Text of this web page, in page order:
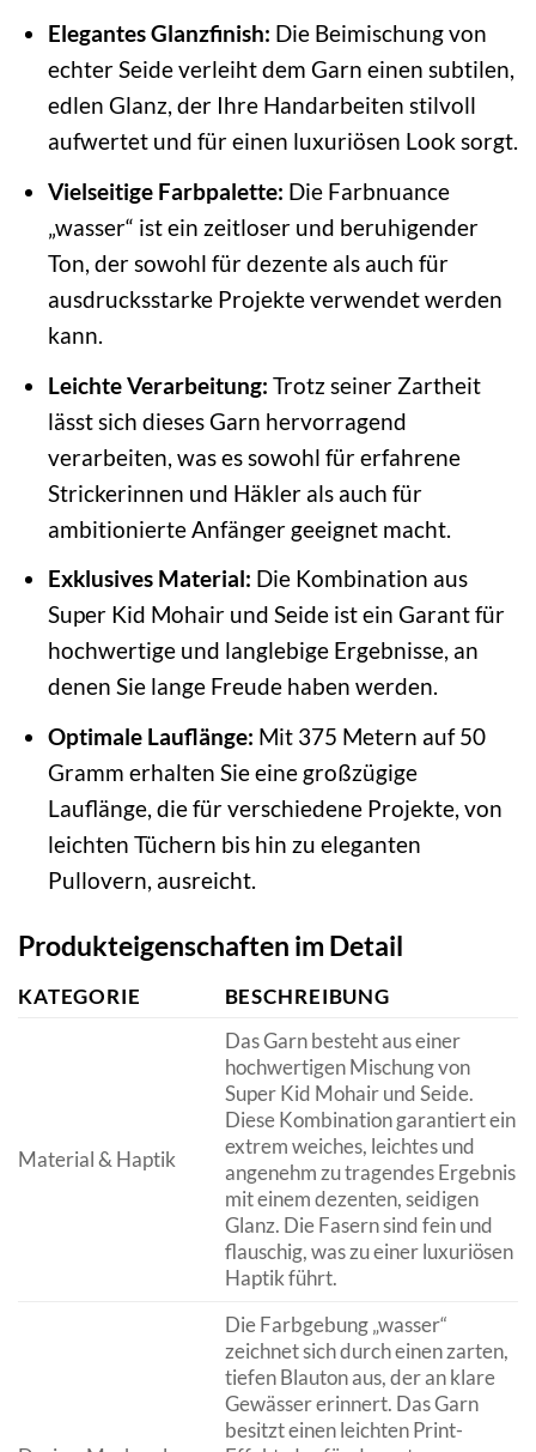
Elegantes Glanzfinish: Die Beimischung von
echter Seide verleiht dem Garn einen subtilen,
edlen Glanz, der Ihre Handarbeiten stilvoll
aufwertet und für einen luxuriösen Look sorgt.
Vielseitige Farbpalette: Die Farbnuance
„wasser“ ist ein zeitloser und beruhigender
Ton, der sowohl für dezente als auch für
ausdrucksstarke Projekte verwendet werden
kann.
Leichte Verarbeitung: Trotz seiner Zartheit
lässt sich dieses Garn hervorragend
verarbeiten, was es sowohl für erfahrene
Strickerinnen und Häkler als auch für
ambitionierte Anfänger geeignet macht.
Exklusives Material: Die Kombination aus
Super Kid Mohair und Seide ist ein Garant für
hochwertige und langlebige Ergebnisse, an
denen Sie lange Freude haben werden.
Optimale Lauflänge: Mit 375 Metern auf 50
Gramm erhalten Sie eine großzügige
Lauflänge, die für verschiedene Projekte, von
leichten Tüchern bis hin zu eleganten
Pullovern, ausreicht.
Produkteigenschaften im Detail
KATEGORIE BESCHREIBUNG
Material & Haptik
Das Garn besteht aus einer
hochwertigen Mischung von
Super Kid Mohair und Seide.
Diese Kombination garantiert ein
extrem weiches, leichtes und
angenehm zu tragendes Ergebnis
mit einem dezenten, seidigen
Glanz. Die Fasern sind fein und
flauschig, was zu einer luxuriösen
Haptik führt.
Die Farbgebung „wasser“
zeichnet sich durch einen zarten,
tiefen Blauton aus, der an klare
Gewässer erinnert. Das Garn
besitzt einen leichten Print-